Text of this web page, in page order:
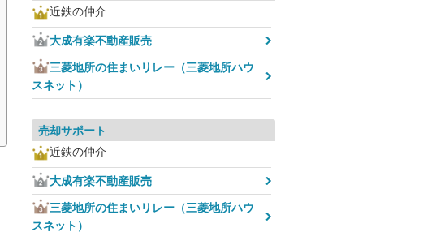
近鉄の仲介
大成有楽不動産販売
三菱地所の住まいリレー（三菱地所ハウ
スネット）
売却サポート
近鉄の仲介
大成有楽不動産販売
三菱地所の住まいリレー（三菱地所ハウ
スネット）